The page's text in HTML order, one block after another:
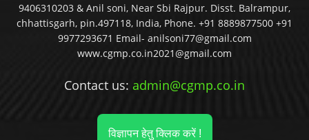
9406310203 & Anil soni, Near Sbi Rajpur. Disst. Balrampur,
chhattisgarh, pin.497118, India, Phone. +91 8889877500 +91
9977293671 Email- anilsoni77@gmail.com
www.cgmp.co.in2021@gmail.com
Contact us: admin@cgmp.co.in
विज्ञापन हेतु क्लिक करें !